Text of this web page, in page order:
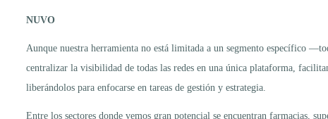
NUVO
Aunque nuestra herramienta no está limitada a un segmento específico
centralizar la visibilidad de todas las redes en una única plataforma,
liberándolos para enfocarse en tareas de gestión y estrategia.
Entre los sectores donde vemos gran potencial se encuentran farmacias,